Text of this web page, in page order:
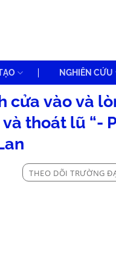
NGHIÊN CỨU
cửa vào và
thoát lũ “-
THEO DÕI TRƯỜNG